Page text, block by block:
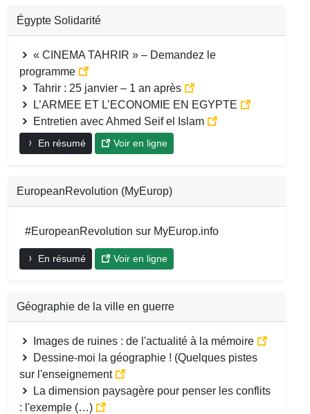
Égypte Solidarité
« CINEMA TAHRIR » – Demandez le
programme
Tahrir : 25 janvier – 1 an après
L’ARMEE ET L’ECONOMIE EN EGYPTE
Entretien avec Ahmed Seif el Islam
En résumé Voir en ligne
EuropeanRevolution (MyEurop)
#EuropeanRevolution sur MyEurop.info
En résumé Voir en ligne
Géographie de la ville en guerre
Images de ruines : de l'actualité à la mémoire
Dessine-moi la géographie ! (Quelques pistes
sur l'enseignement
La dimension paysagère pour penser les conflits
: l'exemple (…)